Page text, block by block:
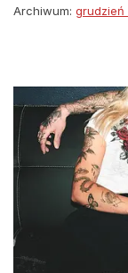
Archiwum: grudzień